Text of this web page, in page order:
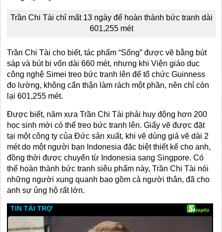
Trần Chi Tài chỉ mất 13 ngày để hoàn thành bức tranh dài
601,255 mét
Trần Chi Tài cho biết, tác phẩm “Sống” được vẽ bằng bút
sáp và bút bi vốn dài 660 mét, nhưng khi Viện giáo dục
công nghệ Simei treo bức tranh lên để tổ chức Guinness
đo lường, không cẩn thận làm rách một phần, nên chỉ còn
lại 601,255 mét.
Được biết, năm xưa Trần Chi Tài phải huy động hơn 200
học sinh mới có thể treo bức tranh lên. Giấy vẽ được đặt
tại một công ty của Đức sản xuất, khi vẽ dùng giá vẽ dài 2
mét do một người bạn Indonesia đặc biệt thiết kế cho anh,
đồng thời được chuyển từ Indonesia sang Singpore. Có
thể hoàn thành bức tranh siêu phẩm này, Trần Chi Tài nói
những người xung quanh bao gồm cả người thân, đã cho
anh sự ủng hộ rất lớn.